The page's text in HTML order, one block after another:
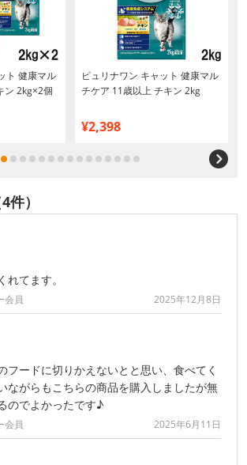
ト 健康マル
ン 2kg×2個
ピュリナワン キャット 健康マル
チケア 11歳以上 チキン 2kg
¥2,398
）
てます。
会員 2025年12月8日
フードに切りかえないとと思い、食べてく
ながらもこちらの商品を購入しましたが無
のでよかったです♪
会員 2025年6月11日